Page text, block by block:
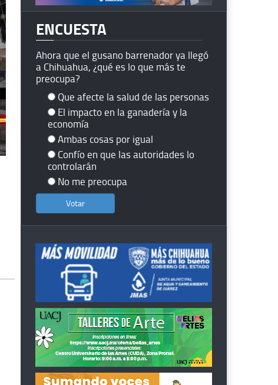
ENCUESTA
Ahora que el gusano barrenador ya llegó
a Chihuahua, ¿qué es lo que más te
preocupa?
Que afecte la salud de las personas
El impacto en la ganadería y la
economía
Ambas cosas por igual
Confío en que las autoridades lo
controlarán
No me preocupa